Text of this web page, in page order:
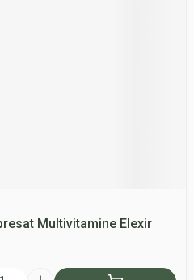
Multivitamine Elexir